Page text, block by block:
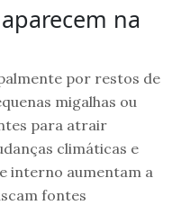
na
por restos de
migalhas ou
para atrair
climáticas e
interno aumentam a
fontes